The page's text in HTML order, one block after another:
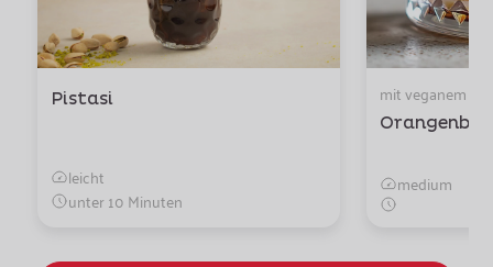
Pistasi
leicht
unter 10 Minuten
mit veganem
medium